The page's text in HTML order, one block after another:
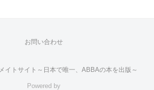
お問い合わせ
イトサイト～日本で唯一、ABBAの本を出版～
Powered by